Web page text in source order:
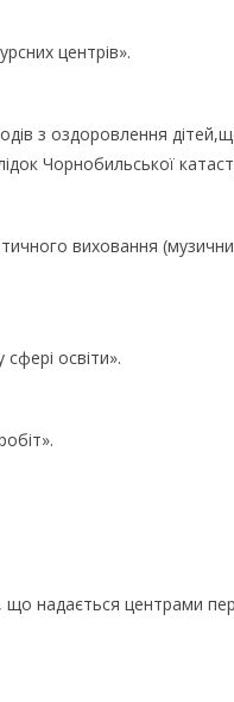
центрів».
з оздоровлення
Чорнобильської
виховання
освіти».
надається центрами